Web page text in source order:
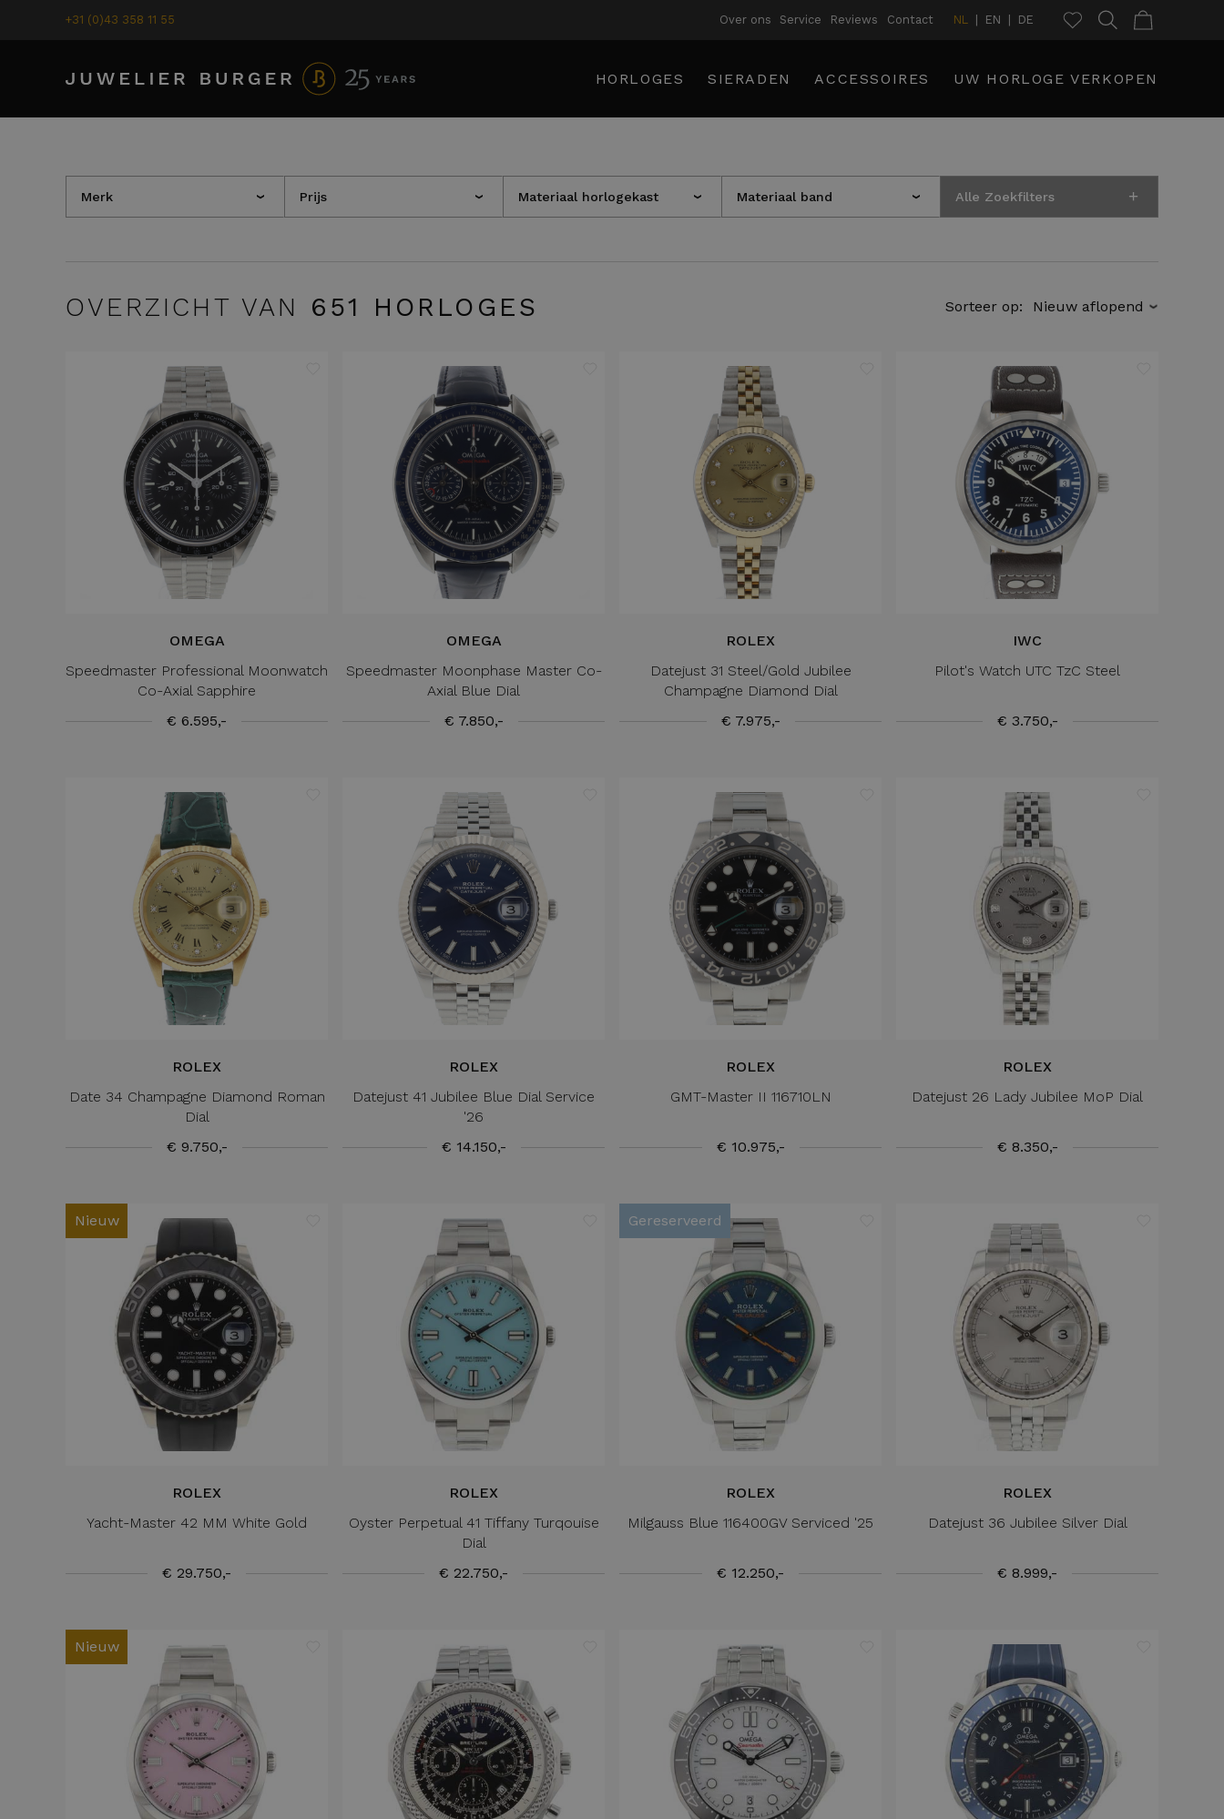
+31 (0)43 358 11 55 Over ons Service Reviews Contact NL EN DE
HORLOGES SIERADEN ACCESSOIRES UW HORLOGE VERKOPEN
Merk › Prijs › Materiaal horlogekast › Materiaal band › Alle Zoekfilters +
OVERZICHT VAN 651 HORLOGES Sorteer op: ›
OMEGA
Speedmaster Professional Moonwatch
Co-Axial Sapphire
€ 6.595,-
OMEGA
Speedmaster Moonphase Master Co-
Axial Blue Dial
€ 7.850,-
ROLEX
Datejust 31 Steel/Gold Jubilee
Champagne Diamond Dial
€ 7.975,-
IWC
Pilot's Watch UTC TzC Steel
€ 3.750,-
ROLEX
Date 34 Champagne Diamond Roman
Dial
€ 9.750,-
ROLEX
Datejust 41 Jubilee Blue Dial Service
'26
€ 14.150,-
ROLEX
GMT-Master II 116710LN
€ 10.975,-
ROLEX
Datejust 26 Lady Jubilee MoP Dial
€ 8.350,-
Nieuw
ROLEX
Yacht-Master 42 MM White Gold
€ 29.750,-
ROLEX
Oyster Perpetual 41 Tiffany Turqouise
Dial
€ 22.750,-
Gereserveerd
ROLEX
Milgauss Blue 116400GV Serviced '25
€ 12.250,-
ROLEX
Datejust 36 Jubilee Silver Dial
€ 8.999,-
Nieuw